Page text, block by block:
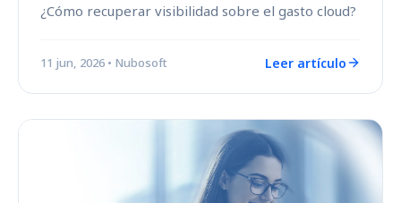
¿Cómo recuperar visibilidad sobre el gasto cloud?
11 jun, 2026 • Nubosoft Leer artículo